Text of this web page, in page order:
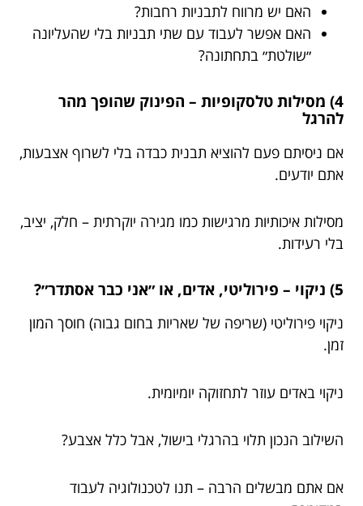
האם יש מרווח לתבניות רחבות?
האם אפשר לעבוד עם שתי תבניות בלי שהעליונה
״שולטת״ בתחתונה?
4) מסילות טלסקופיות – הפינוק שהופך מהר
להרגל
אם ניסיתם פעם להוציא תבנית כבדה בלי לשרוף אצבעות,
אתם יודעים.
מסילות איכותיות מרגישות כמו מגירה יוקרתית – חלק, יציב,
בלי רעידות.
5) ניקוי – פירוליטי, אדים, או ״אני כבר אסתדר״?
ניקוי פירוליטי (שריפה של שאריות בחום גבוה) חוסך המון
זמן.
ניקוי באדים עוזר לתחזוקה יומיומית.
השילוב הנכון תלוי בהרגלי בישול, אבל כלל אצבע?
אם אתם מבשלים הרבה – תנו לטכנולוגיה לעבוד